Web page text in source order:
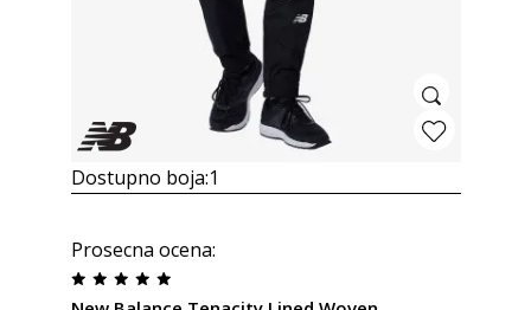
Dostupno boja:1
Prosecna ocena: